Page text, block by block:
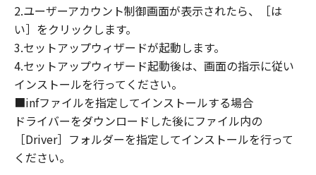
terms are used in 48 C.F.R. 12.212 (Sept 1995).
Consistent with 48 C.F.R. 12.212 and 48 C.F.R.
227.7202-1 through 227.7202-4 (June 1995),
all U.S. Government End Users shall acquire
the SOFTWARE with only those rights set
forth herein. The manufacturer is Canon
Inc./30-2, Shimomaruko 3-chome, Ohta-ku,
Tokyo 146-8501, Japan.
本条項中で使用される"the SOFTWARE"とは、
本契約書中で定義される「本ソフトウェア」を
2.ユーザーアカウント制御画面が表示されたら、［は
い］をクリックします。
3.セットアップウィザードが起動します。
4.セットアップウィザード起動後は、画面の指示に従い
インストールを行ってください。
■infファイルを指定してインストールする場合
ドライバーをダウンロードした後にファイル内の
［Driver］フォルダーを指定してインストールを行って
ください。